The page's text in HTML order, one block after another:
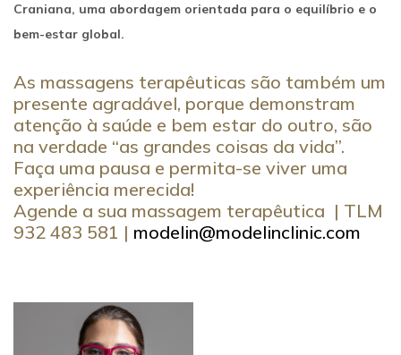
Craniana, uma abordagem orientada para o equilíbrio e o
bem-estar global.
As massagens terapêuticas são também um
presente agradável, porque demonstram
atenção à saúde e bem estar do outro, são
na verdade “as grandes coisas da vida”.
Faça uma pausa e permita-se viver uma
experiência merecida!
Agende a sua massagem terapêutica | TLM
932 483 581 | modelin@modelinclinic.com